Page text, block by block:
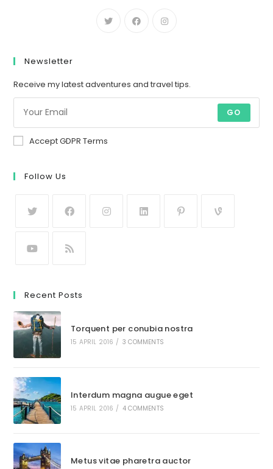
Newsletter
Receive my latest adventures and travel tips.
GO
Accept GDPR Terms
Follow Us
Recent Posts
Torquent per conubia nostra
15 APRIL 2016 / 3 COMMENTS
Interdum magna augue eget
15 APRIL 2016 / 4 COMMENTS
Metus vitae pharetra auctor